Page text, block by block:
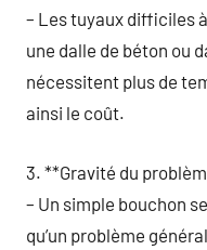
– Les tuyaux difficiles
une dalle de béton ou
nécessitent plus de
ainsi le coût.
3. **Gravité du
– Un simple bouchon
qu’un problème